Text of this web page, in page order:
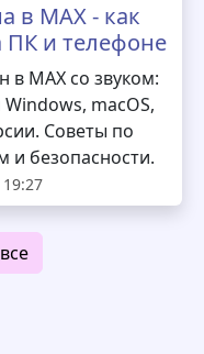
в MAX - как
ПК и телефоне
в MAX со звуком:
macOS,
Советы по
и безопасности.